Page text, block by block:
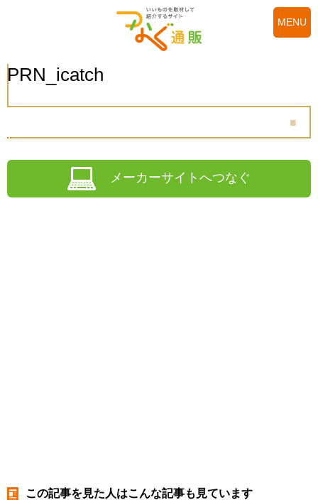
MENU
PRN_icatch
メーカーサイトへつなぐ
この記事を見た人はこんな記事も見ています